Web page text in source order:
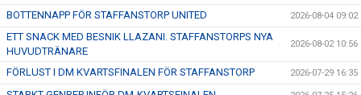
BOTTENNAPP FÖR STAFFANSTORP UNITED 2026-08-04 09:02
ETT SNACK MED BESNIK LLAZANI. STAFFANSTORPS NYA
HUVUDTRÄNARE
2026-08-02 10:56
FÖRLUST I DM KVARTSFINALEN FÖR STAFFANSTORP 2026-07-29 16:35